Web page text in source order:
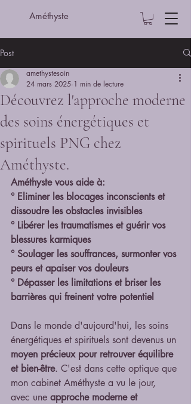
Améthyste
Post
Découvrez l'approche moderne
des soins énergétiques et
spirituels PNG chez
Améthyste.
amethystesoin
24 mars 2025 1 min de lecture
Améthyste vous aide à:
° Eliminer les blocages inconscients et
dissoudre les obstacles invisibles
° Libérer les traumatismes et guérir vos
blessures karmiques
° Soulager les souffrances, surmonter vos
peurs et apaiser vos douleurs
° Dépasser les limitations et briser les
barrières qui freinent votre potentiel
Dans le monde d'aujourd'hui, les soins
énergétiques et spirituels sont devenus un
moyen précieux pour retrouver équilibre
et bien-être. C'est dans cette optique que
mon cabinet Améthyste a vu le jour,
avec une approche moderne et